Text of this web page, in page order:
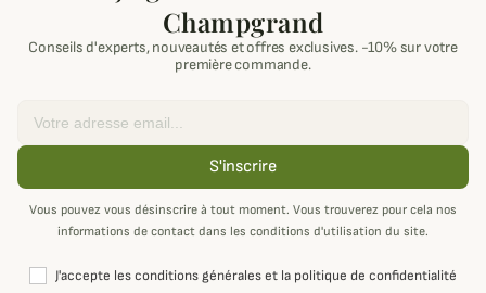
Champgrand
Conseils d'experts, nouveautés et offres exclusives. -10% sur votre
première commande.
S'inscrire
Vous pouvez vous désinscrire à tout moment. Vous trouverez pour cela nos
informations de contact dans les conditions d'utilisation du site.
J'accepte les conditions générales et la politique de confidentialité